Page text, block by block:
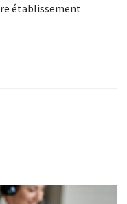
établissement